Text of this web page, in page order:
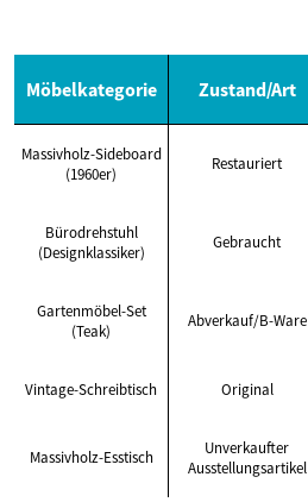
Möbelkategorie Zustand/Art
Massivholz-Sideboard
(1960er)
Restauriert
Bürodrehstuhl
(Designklassiker)
Gebraucht
Gartenmöbel-Set
(Teak)
Abverkauf/B-Ware
Vintage-Schreibtisch Original
Massivholz-Esstisch
Unverkaufter
Ausstellungsartikel